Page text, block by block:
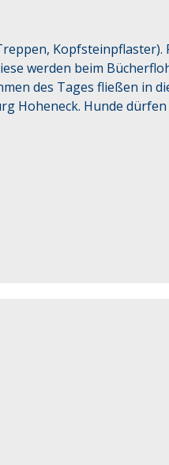
Kopfsteinpflaster).
werden beim
des Tages fließen in
Hoheneck. Hunde